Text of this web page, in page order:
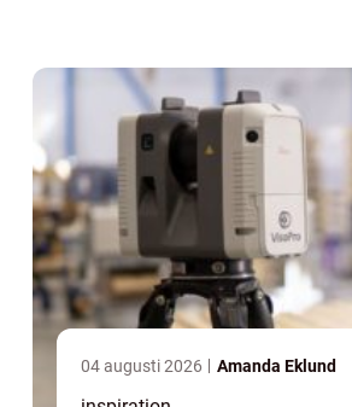
04 augusti 2026 Amanda Eklund